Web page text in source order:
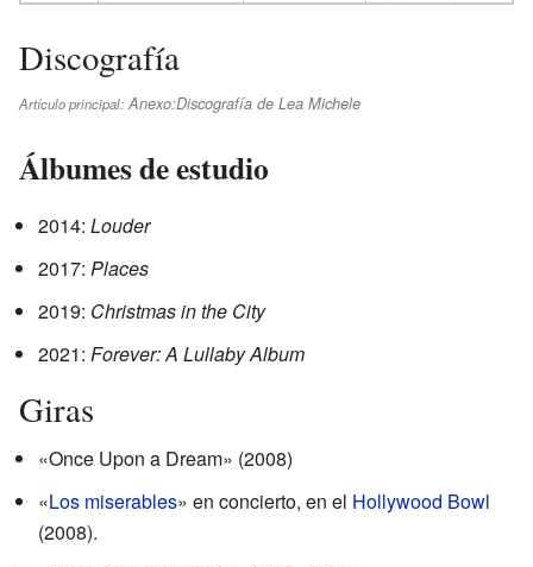
Discografía
Artículo principal: Anexo:Discografía de Lea Michele
Álbumes de estudio
2014: Louder
2017: Places
2019: Christmas in the City
2021: Forever: A Lullaby Album
Giras
«Once Upon a Dream» (2008)
«Los miserables» en concierto, en el Hollywood Bowl
(2008).